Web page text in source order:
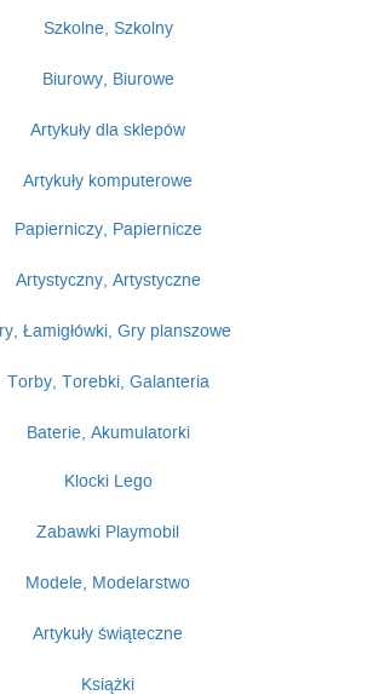
Szkolne, Szkolny
Biurowy, Biurowe
Artykuły dla sklepów
Artykuły komputerowe
Papierniczy, Papiernicze
Artystyczny, Artystyczne
Łamigłówki, Gry planszowe
Torby, Torebki, Galanteria
Baterie, Akumulatorki
Klocki Lego
Zabawki Playmobil
Modele, Modelarstwo
Artykuły świąteczne
Książki